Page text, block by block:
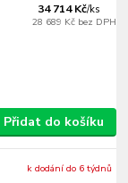
34 714 Kč/ks
28 689 Kč bez DPH
Přidat do košíku
k dodání do 6 týdnů